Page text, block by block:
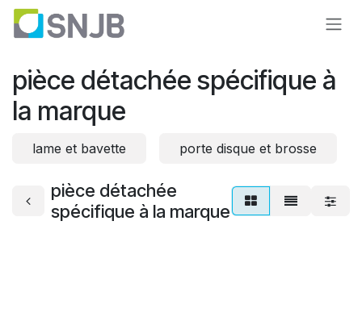
Se rendre au contenu
pièce détachée spécifique à
la marque
lame et bavette porte disque et brosse
pièce détachée
spécifique à la marque